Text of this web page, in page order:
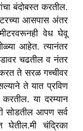
बंदोबस्त करतील.
आसपास अंतर
वेध घेवू
आहेत. त्यानंतर
चढतील व नंतर
ते सरळ गच्चीवर
ते यात प्रविण
या दरम्यान
सोडतील आपण सर्व
घेतील.मी चंद्रिका